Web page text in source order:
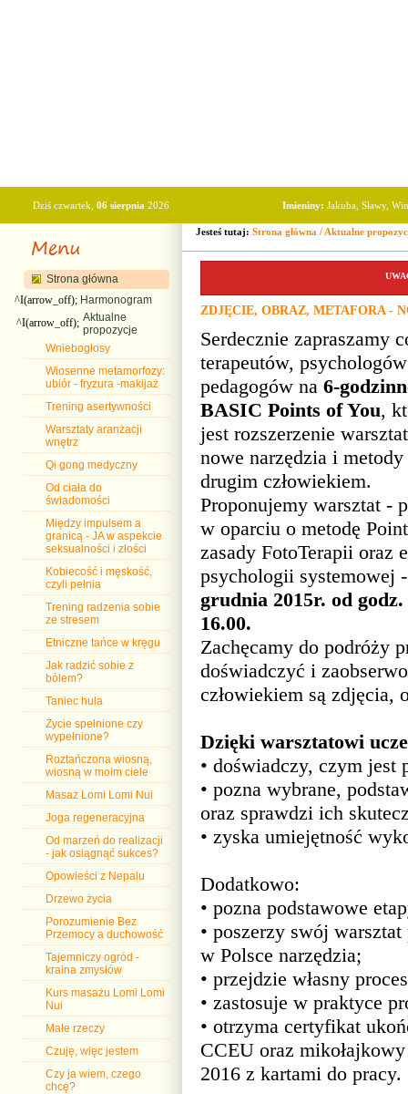
Dziś czwartek, 06 sierpnia 2026 Imieniny: Jakuba, Sławy,
Strona główna
^I(arrow_off); Harmonogram
^I(arrow_off); Aktualne
propozycje
Wniebogłosy
Wiosenne metamorfozy:
ubiór - fryzura -makijaż
Trening asertywności
Warsztaty aranżacji
wnętrz
Qi gong medyczny
Od ciała do
świadomości
Między impulsem a
granicą - JA w aspekcie
seksualności i złości
Kobiecość i męskość,
czyli pełnia
Trening radzenia sobie
ze stresem
Etniczne tańce w kręgu
Jak radzić sobie z
bólem?
Taniec hula
Życie spełnione czy
wypełnione?
Roztańczona wiosną,
wiosną w moim ciele
Masaż Lomi Lomi Nui
Joga regeneracyjna
Od marzeń do realizacji
- jak osiągnąć sukces?
Opowieści z Nepalu
Drzewo życia
Porozumienie Bez
Przemocy a duchowość
Tajemniczy ogród -
kraina zmysłów
Kurs masażu Lomi Lomi
Nui
Małe rzeczy
Czuję, więc jestem
Czy ja wiem, czego
chcę?
Jesteś tutaj: Strona główna / Aktualne
ZDJĘCIE, OBRAZ, METAFORA -
Serdecznie zapraszamy
terapeutów,
pedagogów na 6-
BASIC Points of You,
jest rozszerzenie
nowe narzędzia i
drugim człowiekiem.
Proponujemy warsztat -
w oparciu o metodę
zasady FotoTerapii oraz
psychologii systemowej
grudnia 2015r. od godz.
16.00.
Zachęcamy do podróży
doświadczyć i
człowiekiem są zdjęcia,
Dzięki warsztatowi
• doświadczy, czym jest
• pozna wybrane,
oraz sprawdzi ich
• zyska umiejętność
Dodatkowo:
• pozna podstawowe
• poszerzy swój
w Polsce narzędzia;
• przejdzie własny
• zastosuje w praktyce
• otrzyma certyfikat
CCEU oraz
2016 z kartami do pracy.